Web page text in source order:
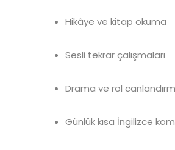
Hikâye ve kitap okuma
Sesli tekrar çalışmaları
Drama ve rol
Günlük kısa İngilizce